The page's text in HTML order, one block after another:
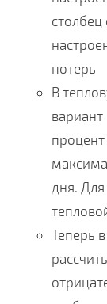
потерь
В
дня.
Теперь